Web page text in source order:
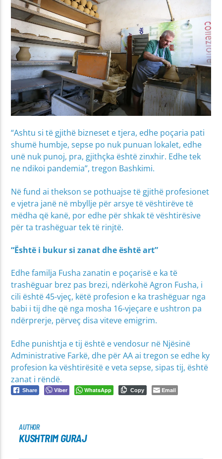
“Ashtu si të gjithë bizneset e tjera, edhe poçaria pati
shumë humbje, sepse po nuk punuan lokalet, edhe
unë nuk punoj, pra, gjithçka është zinxhir. Edhe tek
ne ndikoi pandemia”, tregon Bashkimi.
Në fund ai thekson se pothuajse të gjithë profesionet
e vjetra janë në mbyllje për arsye të vështirëve të
mëdha që kanë, por edhe për shkak të vështirësive
për ta trashëguar tek të rinjtë.
“Është i bukur si zanat dhe është art”
Edhe familja Fusha zanatin e poçarisë e ka të
trashëguar brez pas brezi, ndërkohë Agron Fusha, i
cili është 45-vjeç, këtë profesion e ka trashëguar nga
babi i tij dhe që nga mosha 16-vjeçare e ushtron pa
ndërprerje, përveç disa viteve emigrim.
Edhe punishtja e tij është e vendosur në Njësinë
Administrative Farkë, dhe për AA ai tregon se edhe ky
profesion ka vështirësitë e veta sepse, sipas tij, është
zanat i rëndë.
Share Viber WhatsApp Copy Email
AUTHOR
KUSHTRIM GURAJ